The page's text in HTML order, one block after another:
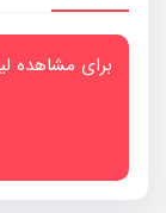
برای مشاهده